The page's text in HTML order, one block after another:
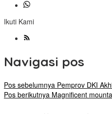
Ikuti Kami
Navigasi pos
Pos sebelumnya Pemprov DKI
Pos berikutnya Magnificent